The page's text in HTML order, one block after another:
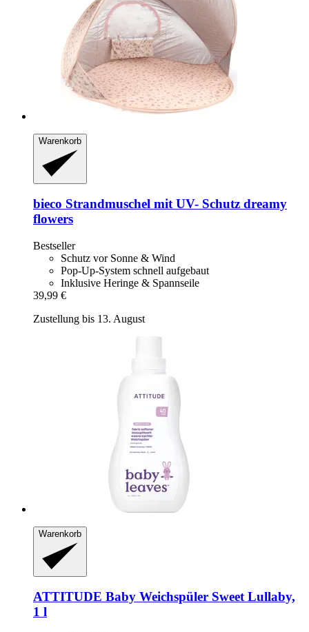
Warenkorb
bieco Strandmuschel mit UV-​ Schutz dreamy
flowers
Bestseller
Schutz vor Sonne & Wind
Pop-Up-System schnell aufgebaut
Inklusive Heringe & Spannseile
39,99 €
Zustellung bis 13. August
Warenkorb
ATTITUDE Baby Weichspüler Sweet Lullaby,
1 l